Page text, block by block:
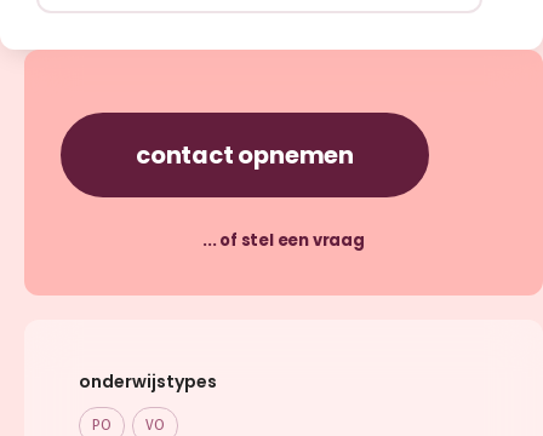
contact opnemen
... of stel een vraag
onderwijstypes
PO VO